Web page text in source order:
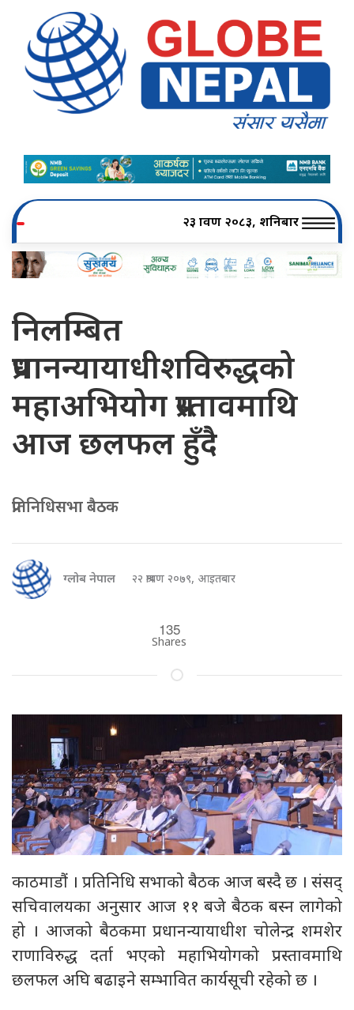
२३ श्रावण २०८३, शनिबार
निलम्बित
प्रधानन्यायाधीशविरुद्धको
महाअभियोग प्रस्तावमाथि
आज छलफल हुँदै
प्रतिनिधिसभा बैठक
ग्लोब नेपाल २२ श्रावण २०७९, आइतबार
135
Shares
काठमाडौं । प्रतिनिधि सभाको बैठक आज बस्दै छ । संसद्
सचिवालयका अनुसार आज ११ बजे बैठक बस्न लागेको
हो । आजको बैठकमा प्रधानन्यायाधीश चोलेन्द्र शमशेर
राणाविरुद्ध दर्ता भएको महाभियोगको प्रस्तावमाथि
छलफल अघि बढाइने सम्भावित कार्यसूची रहेको छ ।